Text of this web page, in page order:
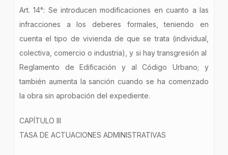
Art. 14°: Se introducen modificaciones en cuanto a las
infracciones a los deberes formales, teniendo en
cuenta el tipo de vivienda de que se trata (individual,
colectiva, comercio o industria), y si hay transgresión al
Reglamento de Edificación y al Código Urbano; y
también aumenta la sanción cuando se ha comenzado
la obra sin aprobación del expediente.
CAPÍTULO III
TASA DE ACTUACIONES ADMINISTRATIVAS